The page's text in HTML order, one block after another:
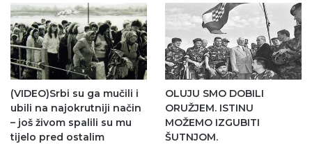
(VIDEO)Srbi su ga mučili i
ubili na najokrutniji način
– još živom spalili su mu
tijelo pred ostalim
OLUJU SMO DOBILI
ORUŽJEM. ISTINU
MOŽEMO IZGUBITI
ŠUTNJOM.